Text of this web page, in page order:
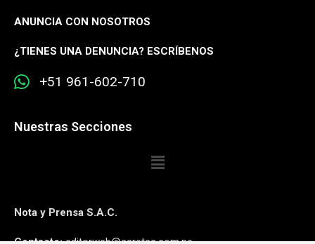
ANUNCIA CON NOSOTROS
¿TIENES UNA DENUNCIA? ESCRÍBENOS
+51 961-602-710
Nuestras Secciones
Nota y Prensa S.A.C.